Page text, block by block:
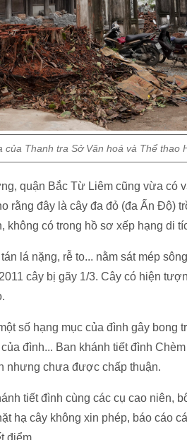
Thanh tra Sở Văn hoá và Thể thao
quận Bắc Từ Liêm cũng vừa có
rằng đây là cây đa đỏ (đa Ấn Độ)
không có trong hồ sơ xếp hạng di
lá nặng, rễ to... nằm sát mép
cây bị gãy 1/3. Cây có hiện
số hạng mục của đình gây bong
đình... Ban khánh tiết đình
nhưng chưa được chấp thuận.
tiết đình cùng các cụ cao niên,
hạ cây không xin phép, báo cáo
điểm.